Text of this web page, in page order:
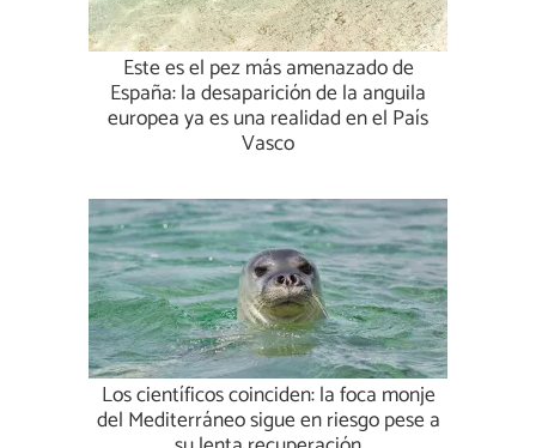
Este es el pez más amenazado de
España: la desaparición de la anguila
europea ya es una realidad en el País
Vasco
Los científicos coinciden: la foca monje
del Mediterráneo sigue en riesgo pese a